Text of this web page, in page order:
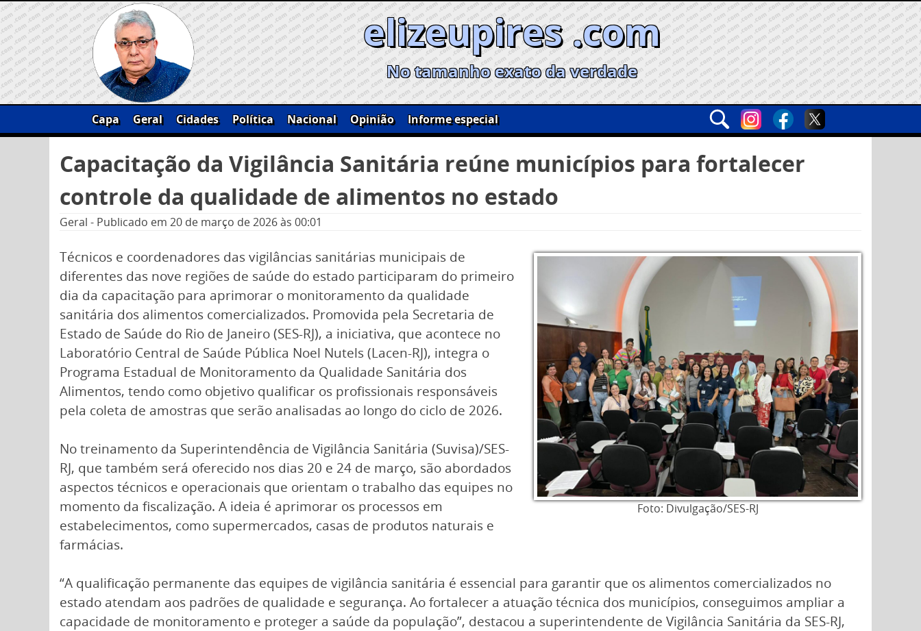
Skip
to
content
elizeupires .com
No tamanho exato da verdade
Capa Geral Cidades Política Nacional Opinião
Informe especial
por:
Capacitação da Vigilância Sanitária reúne municípios para fortalecer
controle da qualidade de alimentos no estado
Geral - Publicado em 20 de março de 2026às 00:01
Foto: Divulgação/SES-RJ
Técnicos e coordenadores das vigilâncias sanitárias municipais de
diferentes das nove regiões de saúde do estado participaram do primeiro
dia da capacitação para aprimorar o monitoramento da qualidade
sanitária dos alimentos comercializados. Promovida pela Secretaria de
Estado de Saúde do Rio de Janeiro (SES-RJ), a iniciativa, que acontece no
Laboratório Central de Saúde Pública Noel Nutels (Lacen-RJ), integra o
Programa Estadual de Monitoramento da Qualidade Sanitária dos
Alimentos, tendo como objetivo qualificar os profissionais responsáveis
pela coleta de amostras que serão analisadas ao longo do ciclo de 2026.
No treinamento da Superintendência de Vigilância Sanitária (Suvisa)/SES-
RJ, que também será oferecido nos dias 20 e 24 de março, são abordados
aspectos técnicos e operacionais que orientam o trabalho das equipes no
momento da fiscalização. A ideia é aprimorar os processos em
estabelecimentos, como supermercados, casas de produtos naturais e
farmácias.
“A qualificação permanente das equipes de vigilância sanitária é essencial para garantir que os alimentos comercializados no
estado atendam aos padrões de qualidade e segurança. Ao fortalecer a atuação técnica dos municípios, conseguimos ampliar a
capacidade de monitoramento e proteger a saúde da população”, destacou a superintendente de Vigilância Sanitária da SES-RJ,